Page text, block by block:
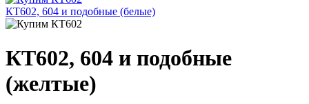
КТ602, 604 и подобные (белые)
КТ602, 604 и подобные
(желтые)